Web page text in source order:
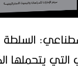
السلطة
التي يتحملها